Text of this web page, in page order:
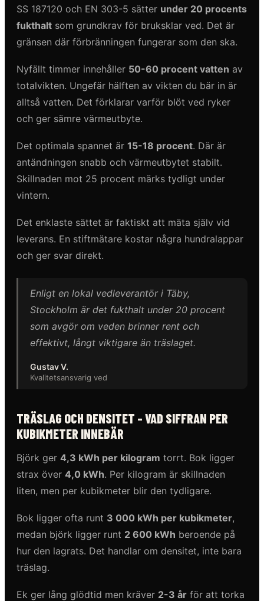
SS 187120 och EN 303-5 sätter under 20 procents
fukthalt som grundkrav för bruksklar ved. Det är
gränsen där förbränningen fungerar som den ska.
Nyfällt timmer innehåller 50-60 procent vatten av
totalvikten. Ungefär hälften av vikten du bär in är
alltså vatten. Det förklarar varför blöt ved ryker
och ger sämre värmeutbyte.
Det optimala spannet är 15-18 procent. Där är
antändningen snabb och värmeutbytet stabilt.
Skillnaden mot 25 procent märks tydligt under
vintern.
Det enklaste sättet är faktiskt att mäta själv vid
leverans. En stiftmätare kostar några hundralappar
och ger svar direkt.
Enligt en lokal vedleverantör i Täby,
Stockholm är det fukthalt under 20 procent
som avgör om veden brinner rent och
effektivt, långt viktigare än träslaget.
Gustav V.
Kvalitetsansvarig ved
TRÄSLAG OCH DENSITET - VAD SIFFRAN PER
KUBIKMETER INNEBÄR
Björk ger 4,3 kWh per kilogram torrt. Bok ligger
strax över 4,0 kWh. Per kilogram är skillnaden
liten, men per kubikmeter blir den tydligare.
Bok ligger ofta runt 3 000 kWh per kubikmeter,
medan björk ligger runt 2 600 kWh beroende på
hur den lagrats. Det handlar om densitet, inte bara
träslag.
Ek ger lång glödtid men kräver 2-3 år för att torka